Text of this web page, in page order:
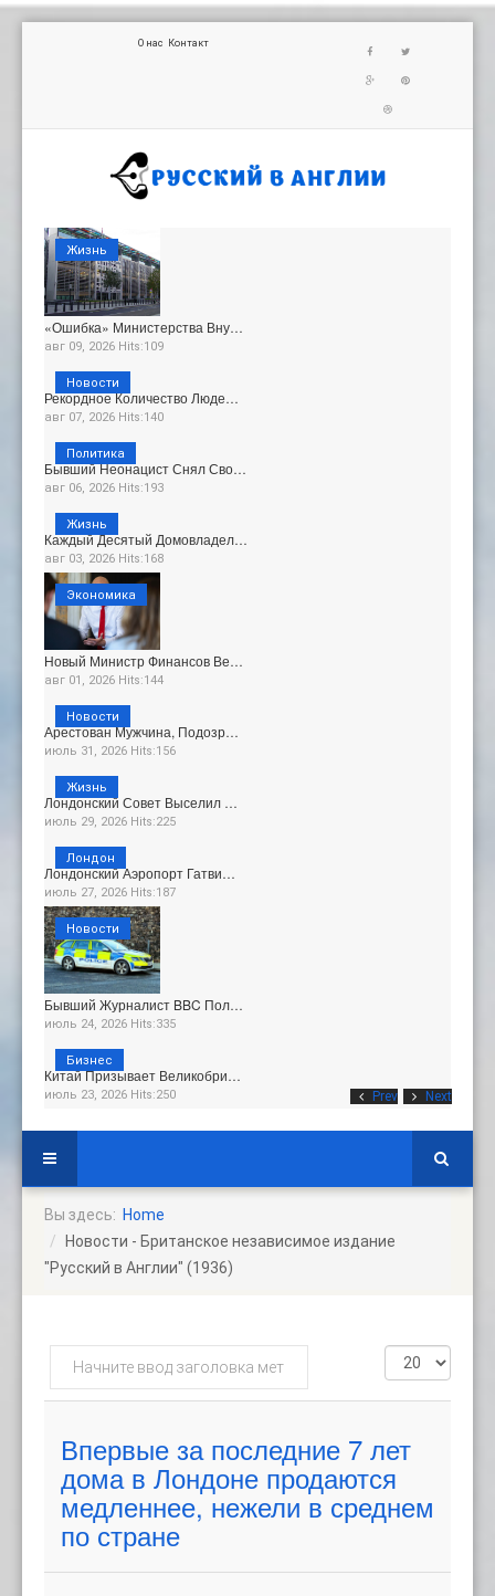
О нас Контакт
Prev Next
«Ошибка» Министерства Вну…
авг 09, 2026 Hits:109
Жизнь
Рекордное Количество Люде…
авг 07, 2026 Hits:140
Новости
Бывший Неонацист Снял Сво…
авг 06, 2026 Hits:193
Политика
Каждый Десятый Домовладел…
авг 03, 2026 Hits:168
Жизнь
Новый Министр Финансов Ве…
авг 01, 2026 Hits:144
Экономика
Арестован Мужчина, Подозр…
июль 31, 2026 Hits:156
Новости
Лондонский Совет Выселил …
июль 29, 2026 Hits:225
Жизнь
Лондонский Аэропорт Гатви…
июль 27, 2026 Hits:187
Лондон
Бывший Журналист BBC Пол…
июль 24, 2026 Hits:335
Новости
Китай Призывает Великобри…
июль 23, 2026 Hits:250
Бизнес
Вы здесь: Home
Новости - Британское независимое издание
"Русский в Англии" (1936)
Начните
ввод
метки
Кол-
во
Впервые за последние 7 лет
дома в Лондоне продаются
медленнее, нежели в среднем
по стране